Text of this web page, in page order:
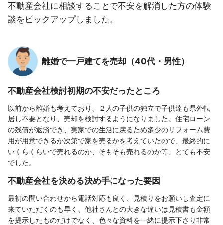
不動産会社に相談することで不安を解消した方の体験
談をピックアップしました。
離婚で一戸建てを売却（40代・男性）
不動産会社検討初期の不安だったところ
以前から離婚も考えており、２人の子供の独立で子供達も県外転
居し不要となり、売却を検討するようになりました。住宅ローン
の残債が返済でき、実家での生活に戻るため多少のリフォーム費
用が用意できるか次第で家を売るかを考えていたので、最終的に
いくらくらいで売れるのか、そもそも売れるのか等、とても不安
でした。
不動産会社を決める決め手になった要因
最初の問い合わせから電話対応も良く、見積りをお願いし査定に
来ていただくのも早く、他社さんとの大きな違いは見積書も金額
を提示したものだけでなく、色々な資料を一緒に提示下さり非常